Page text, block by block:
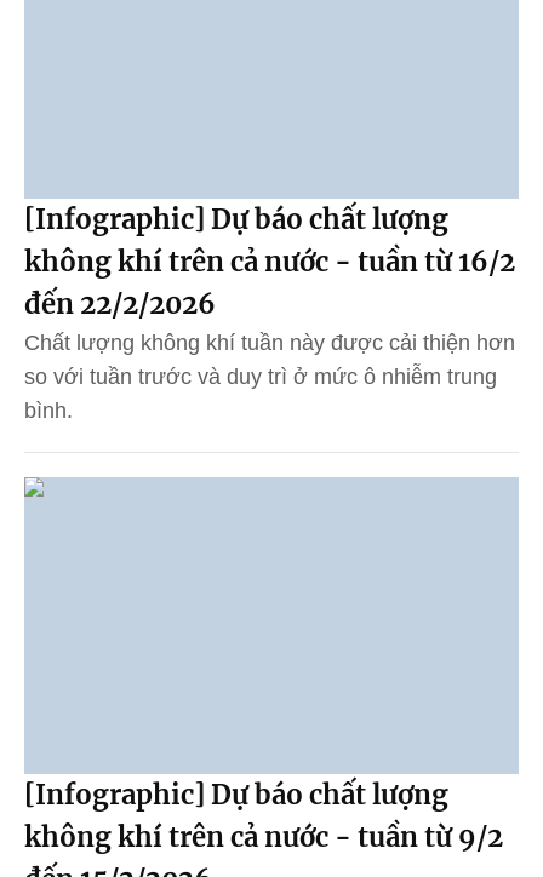
[Infographic] Dự báo chất lượng
không khí trên cả nước - tuần từ 16/2
đến 22/2/2026
Chất lượng không khí tuần này được cải thiện hơn
so với tuần trước và duy trì ở mức ô nhiễm trung
bình.
[Infographic] Dự báo chất lượng
không khí trên cả nước - tuần từ 9/2